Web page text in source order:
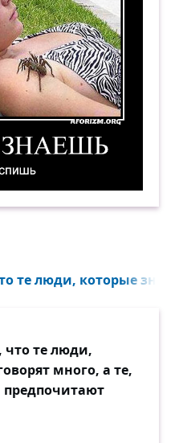
те люди, которые
что те люди,
много, а те,
предпочитают